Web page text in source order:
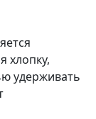
хлопку,
удерживать